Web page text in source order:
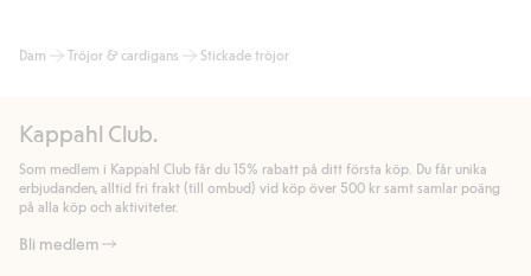
automatik efter du loggat in och identifierats som medlem.
handlar för.
Läs mer
bland annat faktura och swish men även andra betalningssätt.
allmänna villkor.
Läs mer
Dam Tröjor & cardigans Stickade tröjor
Kappahl Club.
Som medlem i Kappahl Club får du 15% rabatt på ditt första köp. Du får unika
erbjudanden, alltid fri frakt (till ombud) vid köp över 500 kr samt samlar poäng
på alla köp och aktiviteter.
Bli medlem